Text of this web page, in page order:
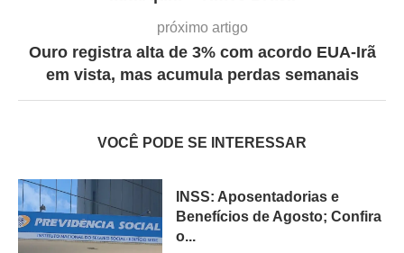
próximo artigo
Ouro registra alta de 3% com acordo EUA-Irã
em vista, mas acumula perdas semanais
VOCÊ PODE SE INTERESSAR
INSS: Aposentadorias e
Benefícios de Agosto; Confira
o...